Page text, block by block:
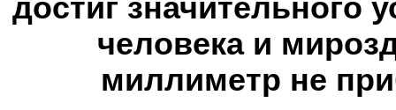
достиг значительного
человека и
миллиметр не